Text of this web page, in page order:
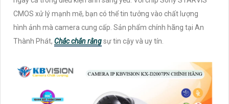
CMOS xử lý mạnh mẽ, bạn có thể tin tưởng vào chất lượng
hình ảnh mà camera cung cấp. Sản phẩm chính hãng tại An
Thành Phát, Chắc chắn rằngsự tin cậy và uy tín.